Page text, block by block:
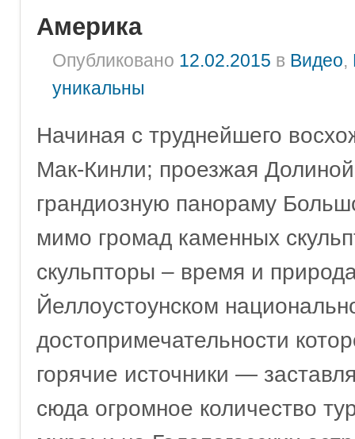
Америка
Опубликовано 12.02.2015 в Видео,
уникальны
Начиная с труднейшего
Мак-Кинли; проезжая
грандиозную панораму
мимо громад каменных
скульпторы – время и
Йеллоустоунском
достопримечательности
горячие источники —
сюда огромное количество